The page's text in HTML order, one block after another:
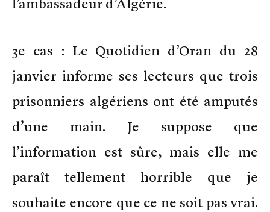
3e cas : Le Quotidien d’Oran du 28
janvier informe ses lecteurs que trois
prisonniers algériens ont été amputés
d’une main. Je suppose que
l’information est sûre, mais elle me
paraît tellement horrible que je
souhaite encore que ce ne soit pas vrai.